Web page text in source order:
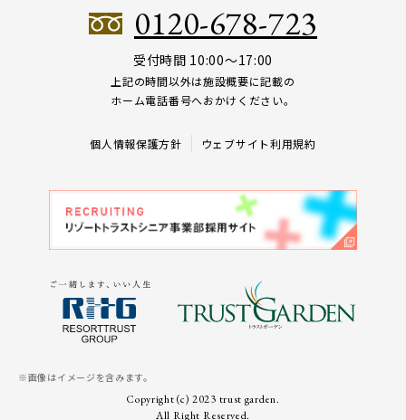
0120-678-723
受付時間 10:00～17:00
上記の時間以外は施設概要に記載の
ホーム電話番号へおかけください。
個人情報保護方針 ウェブサイト利用規約
※画像はイメージを含みます。
Copyright (c) 2023 trust garden.
All Right Reserved.